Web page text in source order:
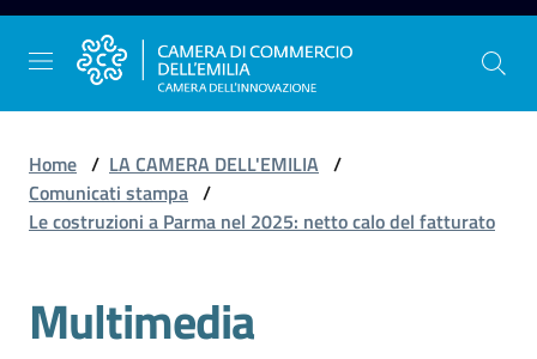
Vai al contenuto
Vai alla navigazione
Vai al footer
dell'Emilia
Home / LA CAMERA DELL'EMILIA /
Comunicati stampa /
Le costruzioni a Parma nel 2025: netto calo del fatturato
Multimedia